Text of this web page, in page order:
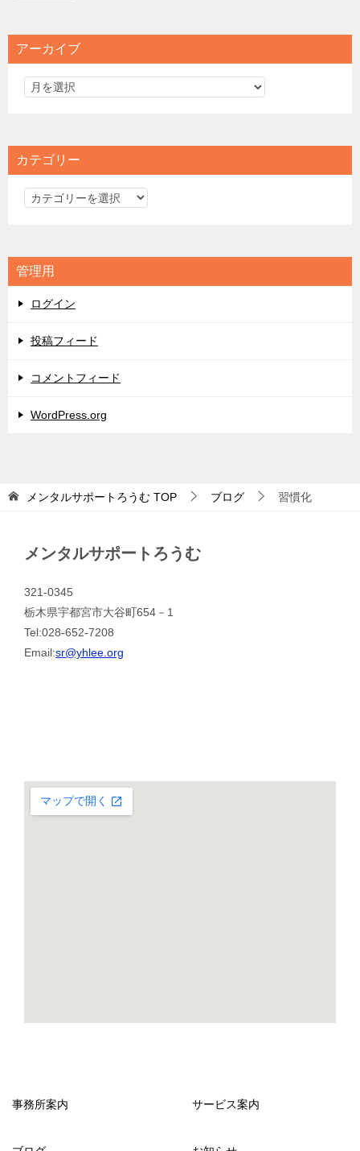
アーカイブ
カテゴリー
カ
リ
ー
管理用
ログイン
投稿フィード
コメントフィード
WordPress.org
メンタルサポートろうむ TOP ブログ 習慣化
メンタルサポートろうむ
321-0345
栃木県宇都宮市大谷町654－1
Tel:028-652-7208
Email:sr@yhlee.org
事務所案内 サービス案内